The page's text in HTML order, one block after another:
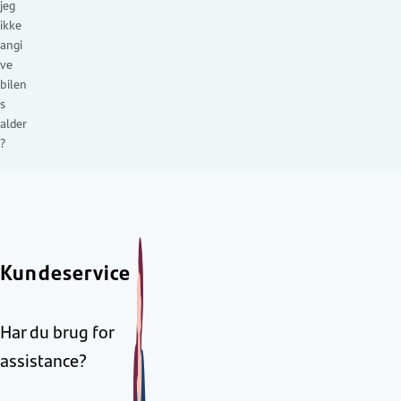
jeg
ikke
angi
ve
bilen
s
alder
?
Kundeservice
Har du brug for
assistance?